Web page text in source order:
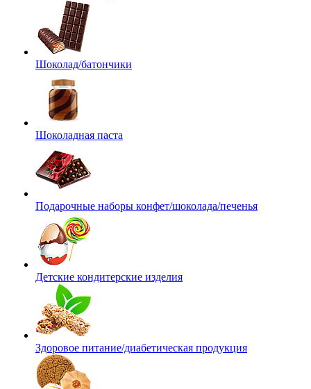
Шоколад/батончики
Шоколадная паста
Подарочные наборы конфет/шоколада/печенья
Детские кондитерские изделия
Здоровое питание/диабетическая продукция